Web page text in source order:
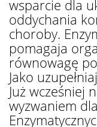
wsparcie dla
oddychania
choroby.
pomagaja
równowagę
Jako
Już wcześniej
wyzwaniem